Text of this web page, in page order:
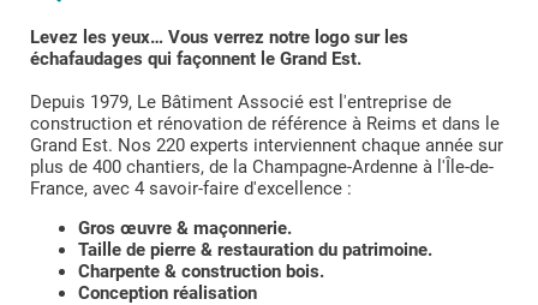
Levez les yeux… Vous verrez notre logo sur les
échafaudages qui façonnent le Grand Est.
Depuis 1979, Le Bâtiment Associé est l'entreprise de
construction et rénovation de référence à Reims et dans le
Grand Est. Nos 220 experts interviennent chaque année sur
plus de 400 chantiers, de la Champagne-Ardenne à l'Île-de-
France, avec 4 savoir-faire d'excellence :
Gros œuvre & maçonnerie.
Taille de pierre & restauration du patrimoine.
Charpente & construction bois.
Conception réalisation